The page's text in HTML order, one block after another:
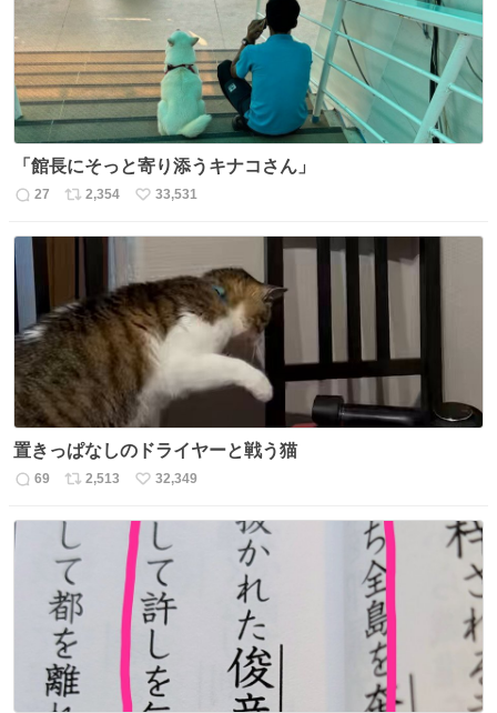
「館長にそっと寄り添うキナコさん」
返
数
27
リ
数
2,354
い
33,531
置きっぱなしのドライヤーと戦う猫
返
数
69
リ
ス
ト
数
2,513
い
ね
数
32,349